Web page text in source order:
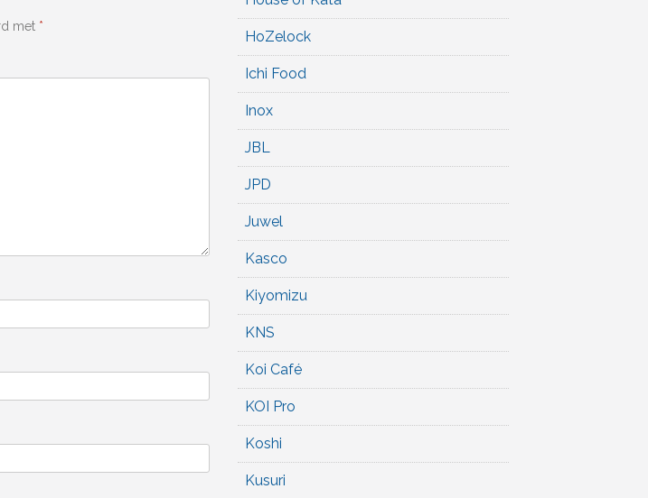
met *
HoZelock
Ichi Food
Inox
JBL
JPD
Juwel
Kasco
Kiyomizu
KNS
Koi Café
KOI Pro
Koshi
Kusuri